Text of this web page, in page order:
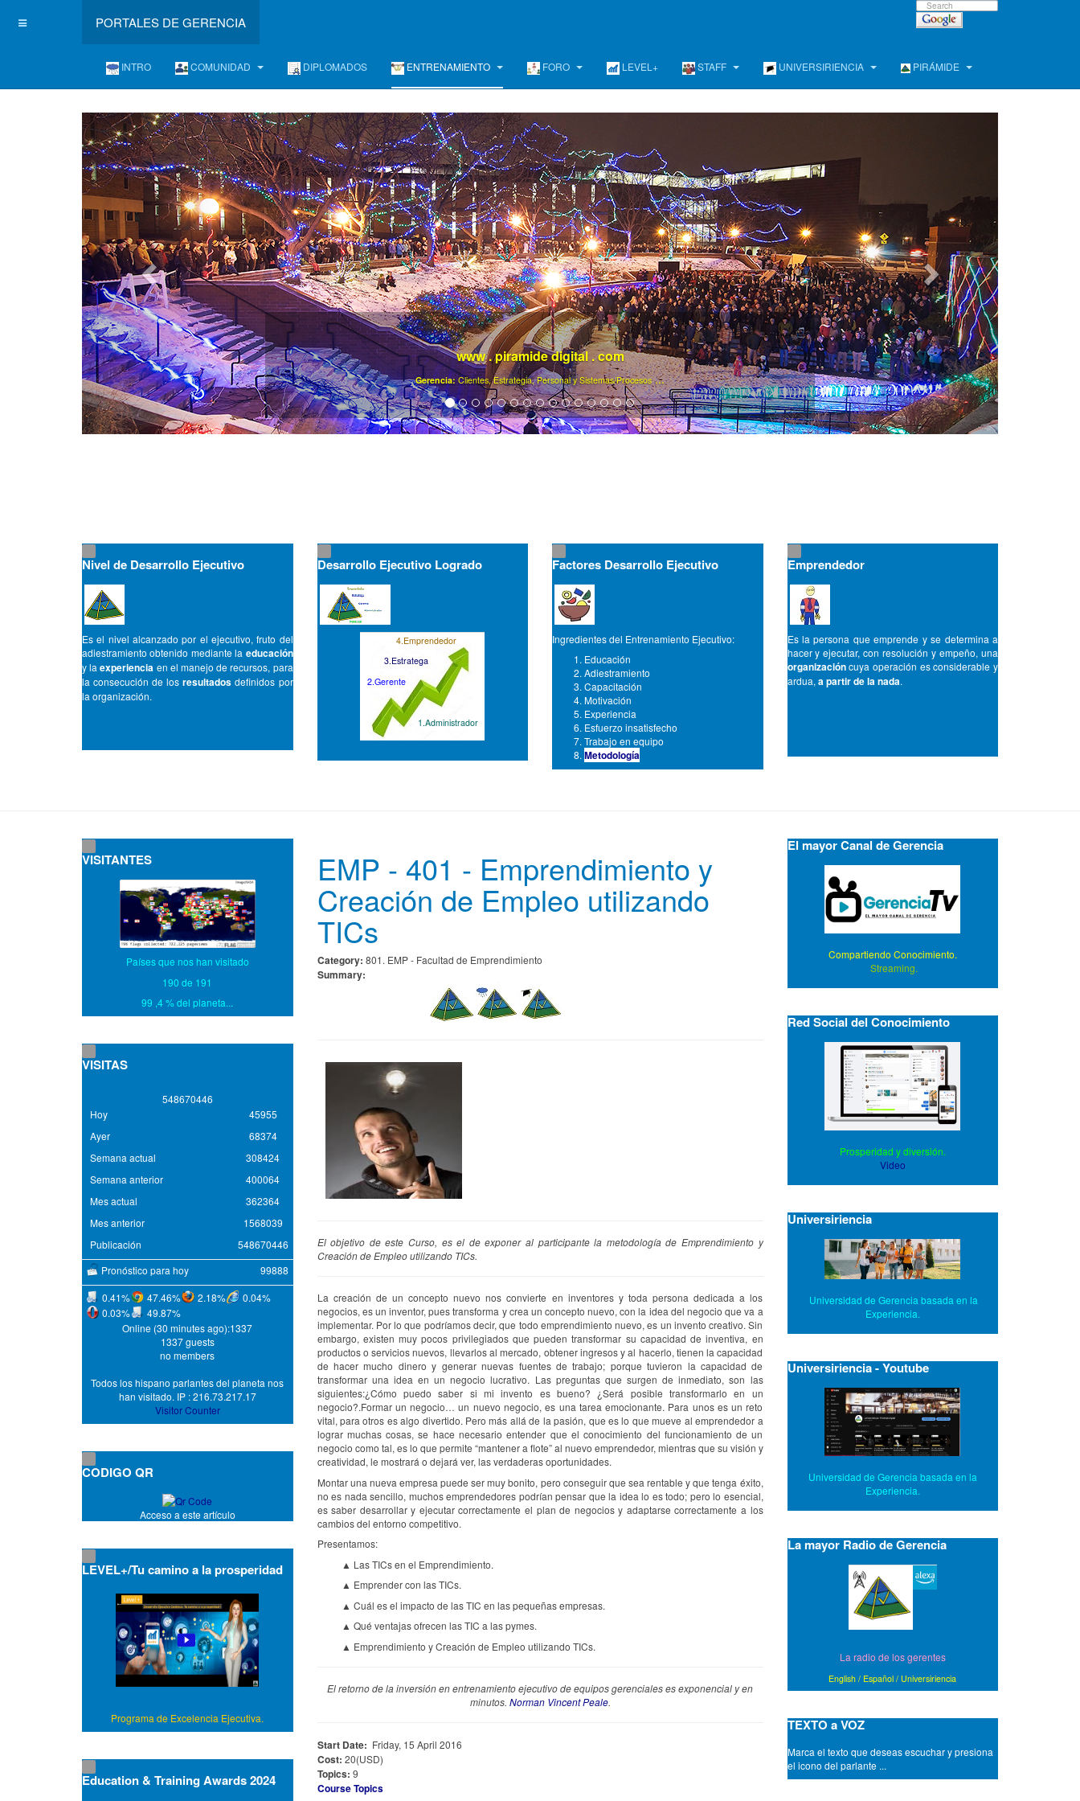
PORTALES DE GERENCIA
INTRO COMUNIDAD DIPLOMADOS ENTRENAMIENTO FORO LEVEL+ STAFF UNIVERSIRIENCIA PIRÁMIDE
Level +/ Un programa de Desarrollo Ejecutivo Continuo, Diferente !
Ya son más de 40000 gerentes registrados ...
Nivel de Desarrollo Ejecutivo
Es el nivel alcanzado por el ejecutivo, fruto del
adiestramiento obtenido mediante la educación
y laexperiencia en el manejo de recursos, para
la consecución de losresultados definidos por
la organización.
Desarrollo Ejecutivo Logrado
4.Emprendedor
3.Estratega
2.Gerente
1.Administrador
Factores Desarrollo Ejecutivo
Ingredientes del Entrenamiento Ejecutivo:
Educación
Adiestramiento
Capacitación
Motivación
Experiencia
Esfuerzo insatisfecho
Trabajo en equipo
Metodología
Emprendedor
Es la persona que emprende y se determina a
hacer y ejecutar, con resolución y empeño, una
organizacióncuya operación es considerable y
ardua, a partir de la nada.
EMP - 401 - Emprendimiento y
Creación de Empleo utilizando
TICs
Category: 801. EMP - Facultad de Emprendimiento
Summary:
El objetivo de este Curso, es el de exponer al participante la metodología de Emprendimiento y
Creación de Empleo utilizando TICs.
La creación de un concepto nuevo nos convierte en inventores y toda persona dedicada a los
negocios, es un inventor, pues transforma y crea un concepto nuevo, con la idea del negocio que va a
implementar. Por lo que podríamos decir, que todo emprendimiento nuevo, es un invento creativo. Sin
embargo, existen muy pocos privilegiados que pueden transformar su capacidad de inventiva, en
productos o servicios nuevos, llevarlos al mercado, obtener ingresos y al hacerlo, tienen la capacidad
de hacer mucho dinero y generar nuevas fuentes de trabajo; porque tuvieron la capacidad de
transformar una idea en un negocio lucrativo. Las preguntas que surgen de inmediato, son las
siguientes:¿Cómo puedo saber si mi invento es bueno? ¿Será posible transformarlo en un
negocio?.Formar un negocio… un nuevo negocio, es una tarea emocionante. Para unos es un reto
vital, para otros es algo divertido. Pero más allá de la pasión, que es lo que mueve al emprendedor a
lograr muchas cosas, se hace necesario entender que el conocimiento del funcionamiento de un
negocio como tal, es lo que permite “mantener a flote” al nuevo emprendedor, mientras que su visión y
creatividad, le mostrará o dejará ver, las verdaderas oportunidades.
Montar una nueva empresa puede ser muy bonito, pero conseguir que sea rentable y que tenga éxito,
no es nada sencillo, muchos emprendedores podrían pensar que la idea lo es todo; pero lo esencial,
es saber desarrollar y ejecutar correctamente el plan de negocios y adaptarse correctamente a los
cambios del entorno competitivo.
Presentamos:
▲ Las TICs en el Emprendimiento.
▲ Emprender con las TICs.
▲ Cuál es el impacto de las TIC en las pequeñas empresas.
▲ Qué ventajas ofrecen las TIC a las pymes.
▲ Emprendimiento y Creación de Empleo utilizando TICs.
El retorno de la inversión en entrenamiento ejecutivo de equipos gerenciales es exponencial y en
minutos. Norman Vincent Peale.
Start Date: Friday, 15 April 2016
Cost: 20(USD)
Topics: 9
Course Topics
VISITANTES
Países que nos han visitado
190 de 191
99 ,4 % del planeta...
VISITAS
548670446
Hoy
Ayer
Semana actual
Semana anterior
Mes actual
Mes anterior
Publicación
45955
68374
308424
400064
362364
1568039
548670446
Pronóstico para hoy
99888
0.41%
47.46% 2.18%
0.04%
0.03%
49.87%
Online (30 minutes ago):1337
1337 guests
no members
Todos los hispano parlantes del planeta nos
han visitado. IP : 216.73.217.17
Visitor Counter
CODIGO QR
Acceso a este artículo
LEVEL+/Tu camino a la prosperidad
Programa de Excelencia Ejecutiva.
Education & Training Awards 2024
El mayor Canal de Gerencia
Compartiendo Conocimiento.
Streaming.
Red Social del Conocimiento
Prosperidad y diversión.
Video
Universiriencia
Universidad de Gerencia basada en la
Experiencia.
Universiriencia - Youtube
Universidad de Gerencia basada en la
Experiencia.
La mayor Radio de Gerencia
La radio de los gerentes
English / Español /Universiriencia
TEXTO a VOZ
Marca el texto que deseas escuchar y presiona
el icono del parlante ...